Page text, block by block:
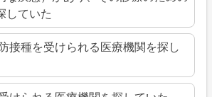
していた
接種を受けられる医療機関を探し